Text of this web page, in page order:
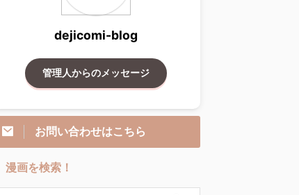
dejicomi-blog
管理人からのメッセージ
お問い合わせはこちら
漫画を検索！